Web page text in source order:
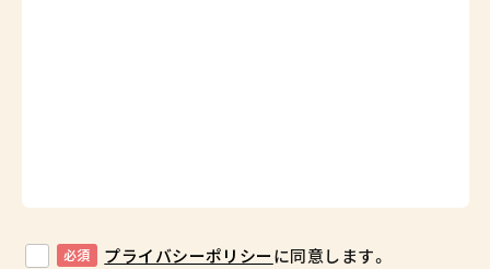
必須 プライバシーポリシーに同意します。